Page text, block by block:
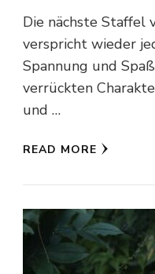
Die nächste Staffel
verspricht wieder
Spannung und
verrückten
und …
READ MORE